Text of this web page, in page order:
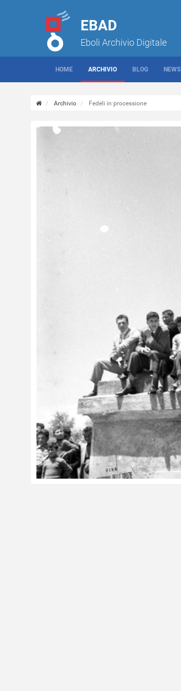
EBAD
Eboli Archivio Digitale
HOME ARCHIVIO BLOG NEWS
Archivio Fedeli in processione